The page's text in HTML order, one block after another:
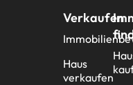
Verkaufen
Haus
verkaufen